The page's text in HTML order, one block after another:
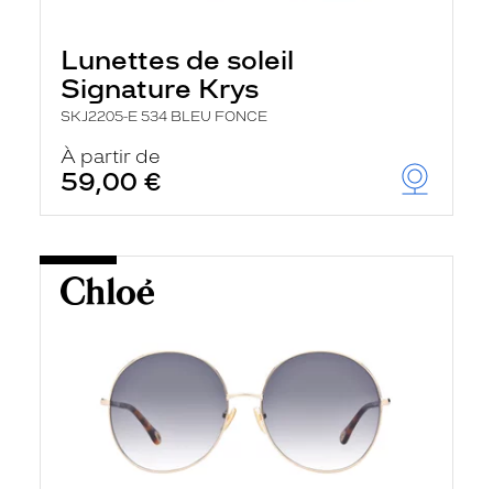
Lunettes de soleil
Signature Krys
SKJ2205-E 534 BLEU FONCE
À partir de
59,00 €